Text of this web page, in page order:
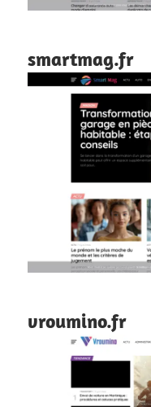
smartmag.fr
vroumino.fr